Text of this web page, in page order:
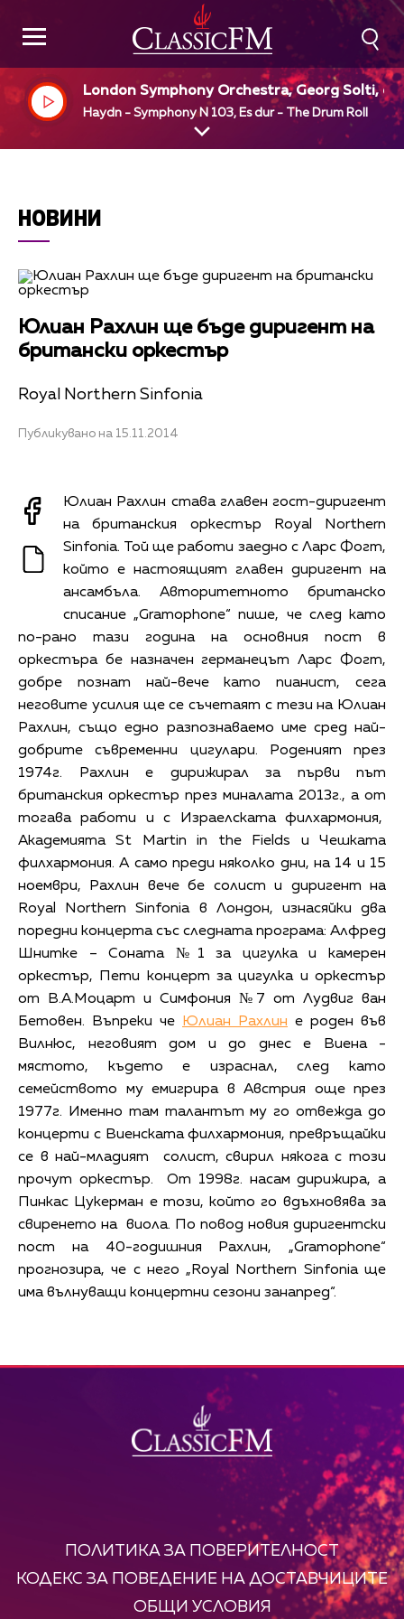
London Symphony Orchestra, Georg Solti, dir
Haydn - Symphony N 103, Es dur - The Drum Roll
НОВИНИ
Юлиан Рахлин ще бъде диригент на
британски оркестър
Royal Northern Sinfonia
Публикувано на 15.11.2014
Юлиан Рахлин става главен гост-диригент
на британския оркестър Royal Northern
Sinfonia. Той ще работи заедно с Ларс Фогт,
който е настоящият главен диригент на
ансамбъла. Авторитетното британско
списание „Gramophone“ пише, че след като
по-рано тази година на основния пост в
оркестъра бе назначен германецът Ларс Фогт,
добре познат най-вече като пианист, сега
неговите усилия ще се съчетаят с тези на Юлиан
Рахлин, също едно разпознаваемо име сред най-
добрите съвременни цигулари. Роденият през
1974г. Рахлин е дирижирал за първи път
британския оркестър през миналата 2013г., а от
тогава работи и с Израелската филхармония,
Академията St Martin in the Fields и Чешката
филхармония. А само преди няколко дни, на 14 и 15
ноември, Рахлин вече бе солист и диригент на
Royal Northern Sinfonia в Лондон, изнасяйки два
поредни концерта със следната програма: Алфред
Шнитке – Соната №1 за цигулка и камерен
оркестър, Пети концерт за цигулка и оркестър
от В.А.Моцарт и Симфония №7 от Лудвиг ван
Бетовен. Въпреки че
Юлиан Рахлин е роден във
Вилнюс, неговият дом и до днес е Виена -
мястото, където е израснал, след като
семейството му емигрира в Австрия още през
1977г. Именно там талантът му го отвежда до
концерти с Виенската филхармония, превръщайки
се в най-младият солист, свирил някога с този
прочут оркестър. От 1998г. насам дирижира, а
Пинкас Цукерман е този, който го вдъхновява за
свиренето на виола. По повод новия диригентски
пост на 40-годишния Рахлин, „Gramophone“
прогнозира, че с него „Royal Northern Sinfonia ще
има вълнуващи концертни сезони занапред“.
ПОЛИТИКА ЗА ПОВЕРИТЕЛНОСТ
КОДЕКС ЗА ПОВЕДЕНИЕ НА ДОСТАВЧИЦИТЕ
ОБЩИ УСЛОВИЯ